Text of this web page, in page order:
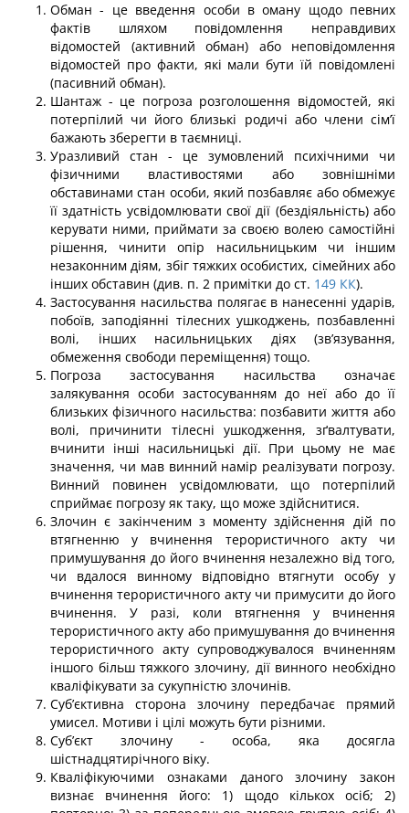
Обман - це введення особи в оману щодо певних
фактів шляхом повідомлення неправдивих
відомостей (активний обман) або неповідомлення
відомостей про факти, які мали бути їй повідомлені
(пасивний обман).
Шантаж - це погроза розголошення відомостей, які
потерпілий чи його близькі родичі або члени сім’ї
бажають зберегти в таємниці.
Уразливий стан - це зумовлений психічними чи
фізичними властивостями або зовнішніми
обставинами стан особи, який позбавляє або обмежує
її здатність усві­домлювати свої дії (бездіяльність) або
керувати ними, приймати за своєю волею само­стійні
рішення, чинити опір насильницьким чи іншим
незаконним діям, збіг тяжких особистих, сімейних або
інших обставин (див. п. 2 примітки до ст. 149 КК).
Застосування насильства полягає в нанесенні ударів,
побоїв, заподіянні тілесних ушкоджень, позбавленні
волі, інших насильницьких діях (зв’язування,
обмеження свободи переміщення) тощо.
Погроза застосування насильства означає
залякування особи застосуванням до неї або до її
близьких фізичного насильства: позбавити життя або
волі, причинити тілесні ушкодження, зґвалтувати,
вчинити інші насильницькі дії. При цьому не має
значення, чи мав винний намір реалізувати погрозу.
Винний повинен усвідомлювати, що потерпілий
сприймає погрозу як таку, що може здійснитися.
Злочин є закінченим з моменту здійснення дій по
втягненню у вчинення те­рористичного акту чи
примушування до його вчинення незалежно від того,
чи вда­лося винному відповідно втягнути особу у
вчинення терористичного акту чи при­мусити до його
вчинення. У разі, коли втягнення у вчинення
терористичного акту або примушування до вчинення
терористичного акту супроводжувалося вчиненням
іншого більш тяжкого злочину, дії винного необхідно
кваліфікувати за сукупністю злочинів.
Суб’єктивна сторона злочину передбачає прямий
умисел. Мотиви і цілі мо­жуть бути різними.
Суб’єкт злочину - особа, яка досягла
шістнадцятирічного віку.
Кваліфікуючими ознаками даного злочину закон
визнає вчинення його: 1) щодо кількох осіб; 2)